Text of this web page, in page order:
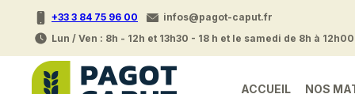
+33 3 84 75 96 00
infos@pagot-caput.fr
Lun / Ven : 8h - 12h et 13h30 - 18 h et le samedi de 8h à 12h00
ACCUEIL NOS